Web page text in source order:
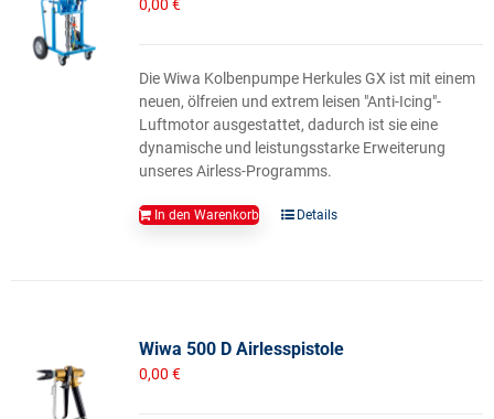
0,00 €
Die Wiwa Kolbenpumpe Herkules GX ist mit einem
neuen, ölfreien und extrem leisen "Anti-Icing"-
Luftmotor ausgestattet, dadurch ist sie eine
dynamische und leistungsstarke Erweiterung
unseres Airless-Programms.
In den Warenkorb Details
Wiwa 500 D Airlesspistole
0,00 €